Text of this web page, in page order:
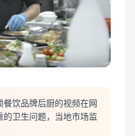
饮品牌后厨的视频在网
卫生问题，当地市场监